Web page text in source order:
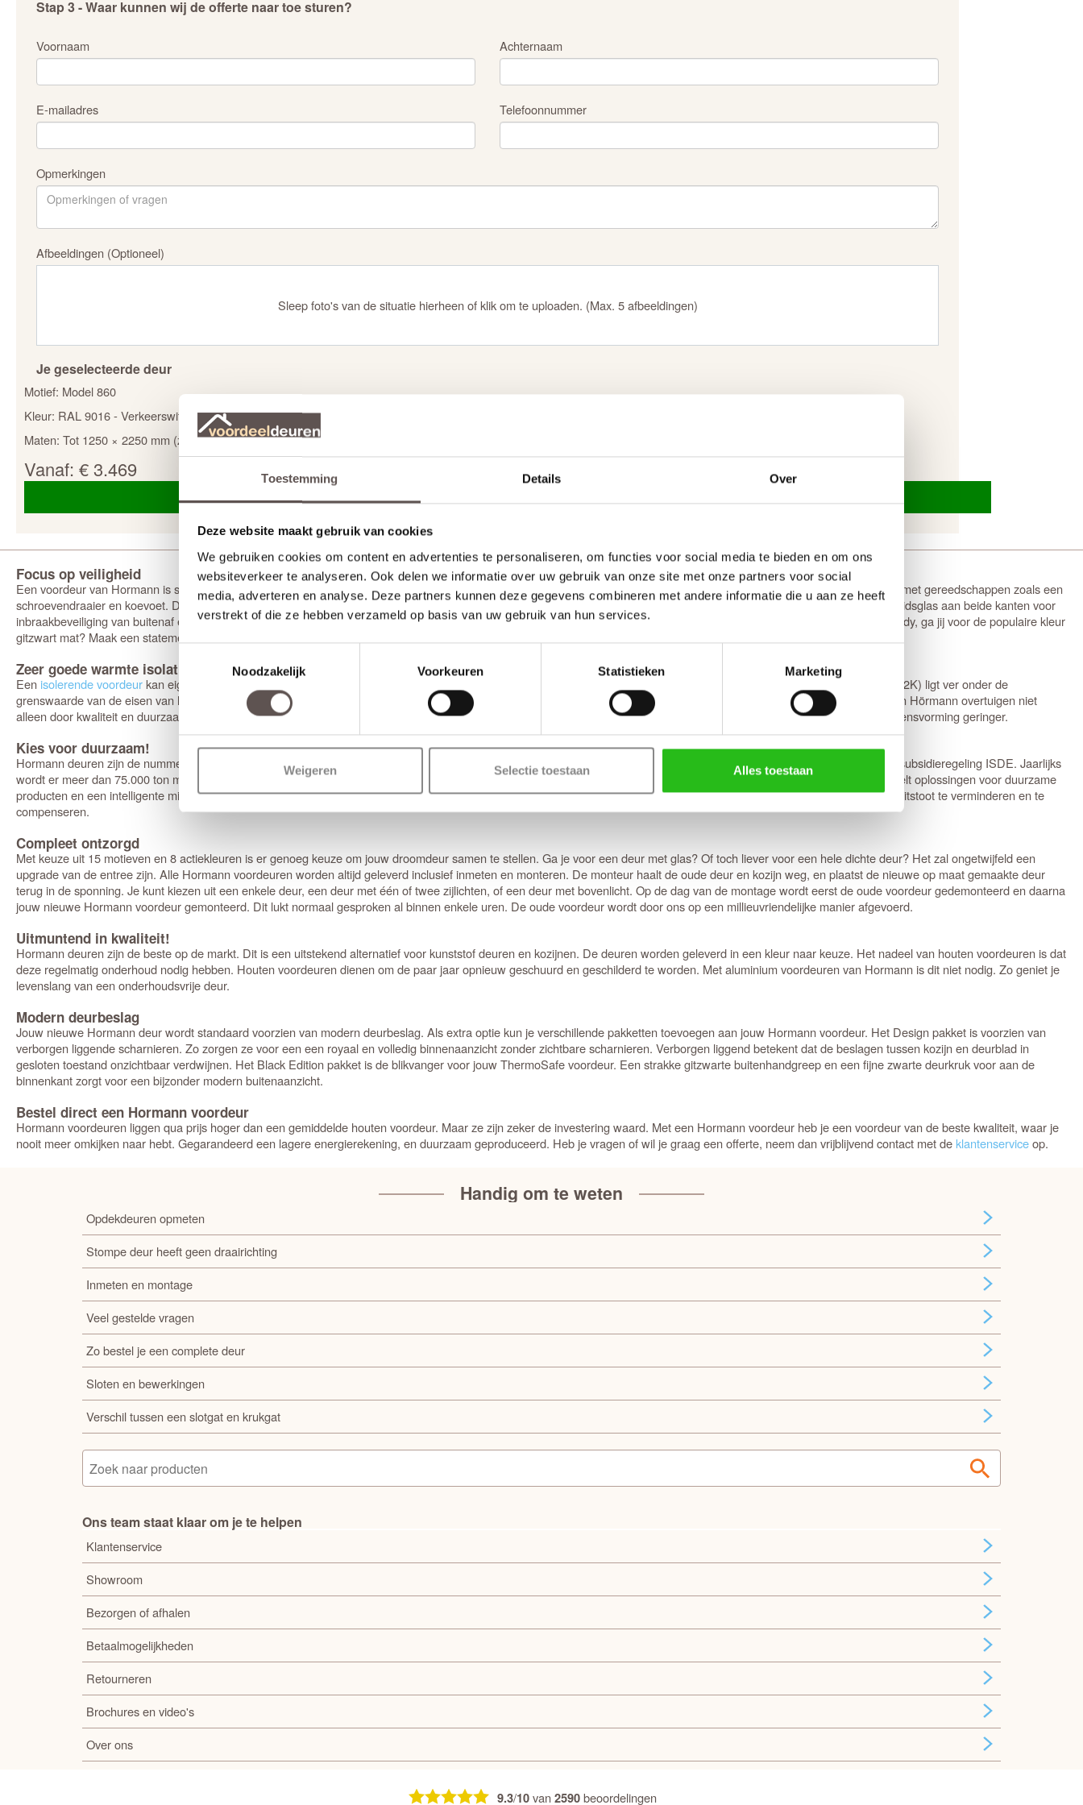
Toestemming Details Over
Deze website maakt gebruik van cookies
We gebruiken cookies om content en advertenties te personaliseren, om functies voor social media te bieden en om ons
websiteverkeer te analyseren. Ook delen we informatie over uw gebruik van onze site met onze partners voor social
media, adverteren en analyse. Deze partners kunnen deze gegevens combineren met andere informatie die u aan ze heeft
verstrekt of die ze hebben verzameld op basis van uw gebruik van hun services.
Noodzakelijk
Voorkeuren Statistieken Marketing
Weigeren Selectie toestaan Alles toestaan
Stap 3 - Waar kunnen wij de offerte naar toe sturen?
Voornaam Achternaam
E-mailadres Telefoonnummer
Opmerkingen
Afbeeldingen (Optioneel)
Sleep foto's van de situatie hierheen of klik om te uploaden. (Max. 5 afbeeldingen)
Je geselecteerde deur
Motief: Model 860
Kleur: RAL 9016 - Verkeerswit
Maten: Tot 1250 × 2250 mm (zonder meerprijs)
Vanaf: € 3.469
Focus op veiligheid
Een voordeur van Hormann is standaard voorzien van een veiligheidsuitrusting RC3. Met dit keurmerk is de voordeur tenminste 5 minuten bestand tegen een inbraakpoging met gereedschappen zoals een
schroevendraaier en koevoet. Dit zijn de veiligste voordeuren op de markt. Voordeuren van Hormann zijn voorzien van 3-voudige thermisch isolerende beglazing met veiligheidsglas aan beide kanten voor
inbraakbeveiliging van buitenaf en ongevallenbescherming van binnenuit. De deuren worden altijd standaard voorzien van het beste veiligheidsbeslag. Het desing is zeer trendy, ga jij voor de populaire kleur
gitzwart mat? Maak een statement en combineer jouw voordeur in het stijlvolle zwart met een moderne entree.
Zeer goede warmte isolatie
Een isolerende voordeurkan eigenlijk niet ontbreken in deze tijd. Het klimaat is belangrijker dan ooit, en de energieprijzen zijn hoog. De UD-waarde van maximaal 0.87 W/(m2K) ligt ver onder de
grenswaarde van de eisen van het energiebesparingsbesluit. Hierdoor komen de Hormann voordeuren bijna altijd in aanmerking voor de subsidie regelingen. Voordeuren van Hörmann overtuigen niet
alleen door kwaliteit en duurzaamheid. Dankzij een thermische onderbreking bieden ze een tot wel 49% betere warmte-isolatie en is in verwarmde ruimtes het risico op condensvorming geringer.
Kies voor duurzaam!
Hormann deuren zijn de nummer 1 CO2-neutrale deuren van Europa. De deuren worden uitsluitend geproduceerd met 100% groene stroom. Daarnaast voldoen ze aan de subsidieregeling ISDE. Jaarlijks
wordt er meer dan 75.000 ton minder CO2 uitstoot gerealiseerd. Hoogwaardige producten en ecologische verantwoordelijkheid spelen een belangrijke rol. Hormann ontwikkelt oplossingen voor duurzame
producten en een intelligente millieubescherming. Alle producten voldoen aan de nieuwste stand van techniek en zijn standaard CO2 neutraal door vele maatregelen om de uitstoot te verminderen en te
compenseren.
Compleet ontzorgd
Met keuze uit 15 motieven en 8 actiekleuren is er genoeg keuze om jouw droomdeur samen te stellen. Ga je voor een deur met glas? Of toch liever voor een hele dichte deur? Het zal ongetwijfeld een
upgrade van de entree zijn. Alle Hormann voordeuren worden altijd geleverd inclusief inmeten en monteren. De monteur haalt de oude deur en kozijn weg, en plaatst de nieuwe op maat gemaakte deur
terug in de sponning. Je kunt kiezen uit een enkele deur, een deur met één of twee zijlichten, of een deur met bovenlicht. Op de dag van de montage wordt eerst de oude voordeur gedemonteerd en daarna
jouw nieuwe Hormann voordeur gemonteerd. Dit lukt normaal gesproken al binnen enkele uren. De oude voordeur wordt door ons op een millieuvriendelijke manier afgevoerd.
Uitmuntend in kwaliteit!
Hormann deuren zijn de beste op de markt. Dit is een uitstekend alternatief voor kunststof deuren en kozijnen. De deuren worden geleverd in een kleur naar keuze. Het nadeel van houten voordeuren is dat
deze regelmatig onderhoud nodig hebben. Houten voordeuren dienen om de paar jaar opnieuw geschuurd en geschilderd te worden. Met aluminium voordeuren van Hormann is dit niet nodig. Zo geniet je
levenslang van een onderhoudsvrije deur.
Modern deurbeslag
Jouw nieuwe Hormann deur wordt standaard voorzien van modern deurbeslag. Als extra optie kun je verschillende pakketten toevoegen aan jouw Hormann voordeur. Het Design pakket is voorzien van
verborgen liggende scharnieren. Zo zorgen ze voor een een royaal en volledig binnenaanzicht zonder zichtbare scharnieren. Verborgen liggend betekent dat de beslagen tussen kozijn en deurblad in
gesloten toestand onzichtbaar verdwijnen. Het Black Edition pakket is de blikvanger voor jouw ThermoSafe voordeur. Een strakke gitzwarte buitenhandgreep en een fijne zwarte deurkruk voor aan de
binnenkant zorgt voor een bijzonder modern buitenaanzicht.
Bestel direct een Hormann voordeur
Hormann voordeuren liggen qua prijs hoger dan een gemiddelde houten voordeur. Maar ze zijn zeker de investering waard. Met een Hormann voordeur heb je een voordeur van de beste kwaliteit, waar je
nooit meer omkijken naar hebt. Gegarandeerd een lagere energierekening, en duurzaam geproduceerd. Heb je vragen of wil je graag een offerte, neem dan vrijblijvend contact met deklantenserviceop.
Handig om te weten
Opdekdeuren opmeten
Stompe deur heeft geen draairichting
Inmeten en montage
Veel gestelde vragen
Zo bestel je een complete deur
Sloten en bewerkingen
Verschil tussen een slotgat en krukgat
Ons team staat klaar om je te helpen
Klantenservice
Showroom
Bezorgen of afhalen
Betaalmogelijkheden
Retourneren
Brochures en video's
Over ons
9.3/10van2590beoordelingen